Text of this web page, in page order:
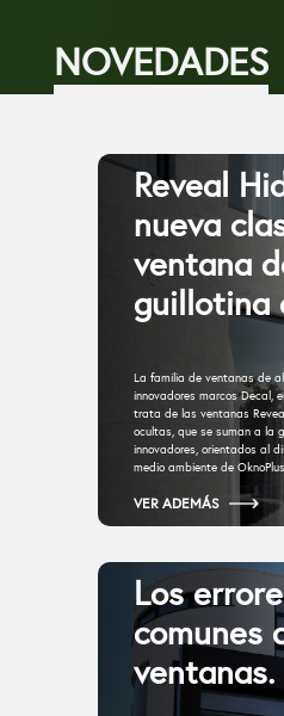
NOVEDADES
Reveal
nueva
ventana
guillotina
La familia de ventanas de
innovadores marcos Decal,
trata de las ventanas
ocultas, que se suman a la
innovadores, orientados al
medio ambiente de
VER ADEMÁS
Los
comunes
ventanas.